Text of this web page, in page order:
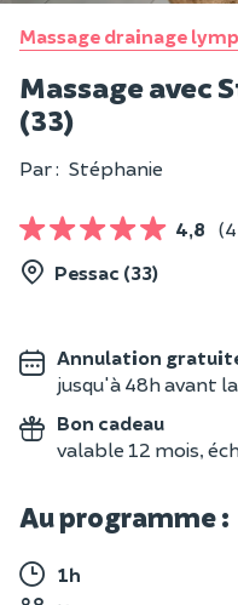
Massage drainage
Massage avec
(33)
Par : Stéphanie
4,8
Pessac (33)
Annulation
jusqu'à 48h avant
Bon cadeau
valable 12 mois,
Au programme :
1h